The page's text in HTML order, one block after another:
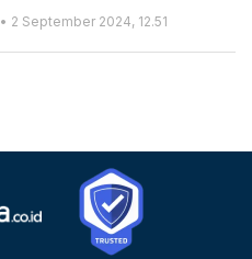
• 2 September 2024, 12.51